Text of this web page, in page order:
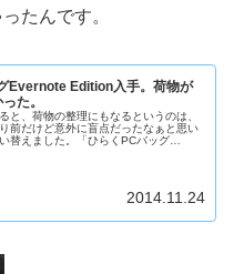
たんです。
Evernote Edition入手。荷物が
た。
と、荷物の整理にもなるというのは、
前だけど意外に盲点だったなぁと思い
替えました。「ひらくPCバッグ
2014.11.24